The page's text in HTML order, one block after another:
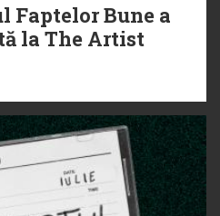
Faptelor Bune a
la The Artist